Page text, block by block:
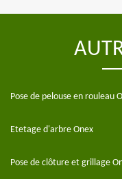
Pose de pelouse en rouleau
Etetage d'arbre Onex
Pose de clôture et grillage